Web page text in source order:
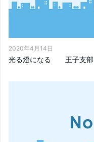
2020年4月14日
光る燈になる 王子支部